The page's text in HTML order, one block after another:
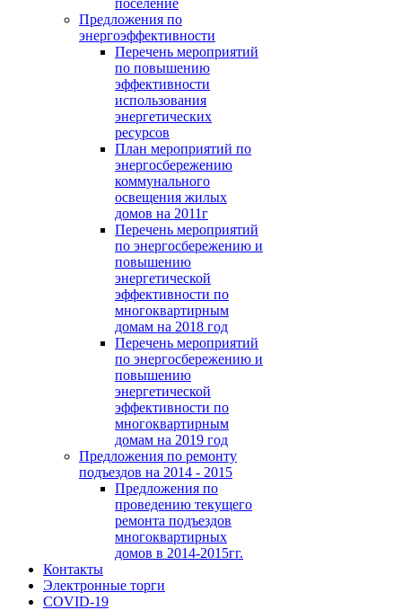
поселение
Предложения по
энергоэффективности
Перечень мероприятий
по повышению
эффективности
использования
энергетических
ресурсов
План мероприятий по
энергосбережению
коммунального
освещения жилых
домов на 2011г
Перечень мероприятий
по энергосбережению и
повышению
энергетической
эффективности по
многоквартирным
домам на 2018 год
Перечень мероприятий
по энергосбережению и
повышению
энергетической
эффективности по
многоквартирным
домам на 2019 год
Предложения по ремонту
подъездов на 2014 - 2015
Предложения по
проведению текущего
ремонта подъездов
многоквартирных
домов в 2014-2015гг.
Контакты
Электронные торги
COVID-19